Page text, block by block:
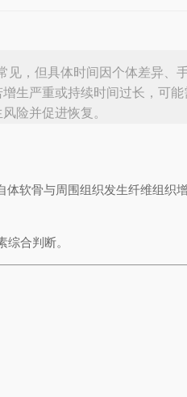
，但具体时间因个体差异、
生严重或持续时间过长，可
险并促进恢复。
软骨与周围组织发生纤维组织
合判断。